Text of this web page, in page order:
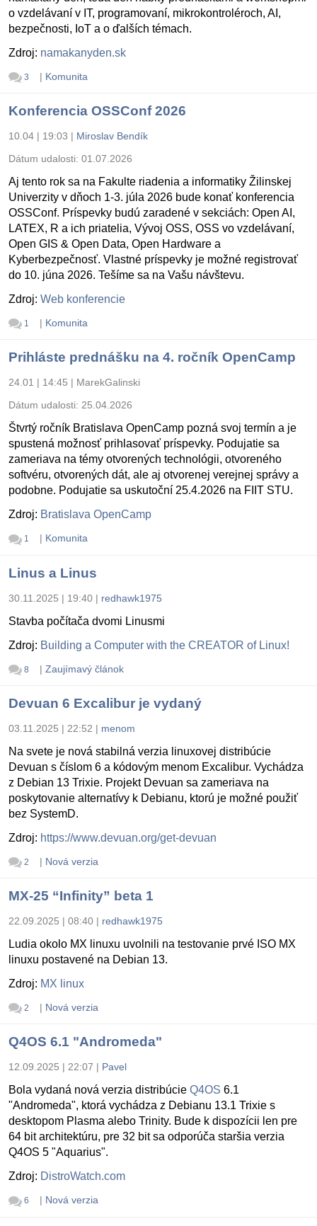
o vzdelávaní v IT, programovaní, mikrokontroléroch, AI,
bezpečnosti, IoT a o ďalších témach.
Zdroj: namakanyden.sk
3 | Komunita
Konferencia OSSConf 2026
10.04 | 19:03 | Miroslav Bendík
Dátum udalosti: 01.07.2026
Aj tento rok sa na Fakulte riadenia a informatiky Žilinskej
Univerzity v dňoch 1-3. júla 2026 bude konať konferencia
OSSConf. Príspevky budú zaradené v sekciách: Open AI,
LATEX, R a ich priatelia, Vývoj OSS, OSS vo vzdelávaní,
Open GIS & Open Data, Open Hardware a
Kyberbezpečnosť. Vlastné príspevky je možné registrovať
do 10. júna 2026. Tešíme sa na Vašu návštevu.
Zdroj: Web konferencie
1 | Komunita
Prihláste prednášku na 4. ročník OpenCamp
24.01 | 14:45 | MarekGalinski
Dátum udalosti: 25.04.2026
Štvrtý ročník Bratislava OpenCamp pozná svoj termín a je
spustená možnosť prihlasovať príspevky. Podujatie sa
zameriava na témy otvorených technológii, otvoreného
softvéru, otvorených dát, ale aj otvorenej verejnej správy a
podobne. Podujatie sa uskutoční 25.4.2026 na FIIT STU.
Zdroj: Bratislava OpenCamp
1 | Komunita
Linus a Linus
30.11.2025 | 19:40 | redhawk1975
Stavba počítača dvomi Linusmi
Zdroj: Building a Computer with the CREATOR of Linux!
8 | Zaujímavý článok
Devuan 6 Excalibur je vydaný
03.11.2025 | 22:52 | menom
Na svete je nová stabilná verzia linuxovej distribúcie
Devuan s číslom 6 a kódovým menom Excalibur. Vychádza
z Debian 13 Trixie. Projekt Devuan sa zameriava na
poskytovanie alternatívy k Debianu, ktorú je možné použiť
bez SystemD.
Zdroj: https://www.devuan.org/get-devuan
2 | Nová verzia
MX-25 “Infinity” beta 1
22.09.2025 | 08:40 | redhawk1975
Ludia okolo MX linuxu uvolnili na testovanie prvé ISO MX
linuxu postavené na Debian 13.
Zdroj: MX linux
2 | Nová verzia
Q4OS 6.1 "Andromeda"
12.09.2025 | 22:07 | Pavel
Bola vydaná nová verzia distribúcie Q4OS 6.1
"Andromeda", ktorá vychádza z Debianu 13.1 Trixie s
desktopom Plasma alebo Trinity. Bude k dispozícii len pre
64 bit architektúru, pre 32 bit sa odporúča staršia verzia
Q4OS 5 "Aquarius".
Zdroj: DistroWatch.com
6 | Nová verzia